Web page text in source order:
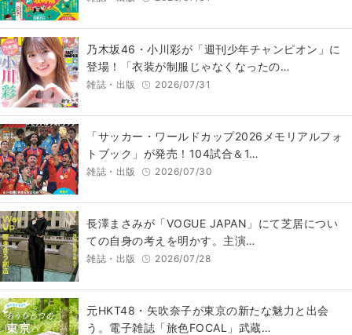
乃木坂46・小川彩が「週刊少年チャンピオン」に
登場！「衣装が制服じゃなくなったの…
雑誌・出版 2026/07/31
「サッカー・ワールドカップ2026メモリアルフォ
トブック」が発売！104試合＆1…
雑誌・出版 2026/07/30
長澤まさみが「VOGUE JAPAN」にて芝居につい
ての自身の考えを明かす。主演…
雑誌・出版 2026/07/28
元HKT48・矢吹奈子が東京の新たな魅力と出会
う。電子雑誌「旅色FOCAL」武蔵…